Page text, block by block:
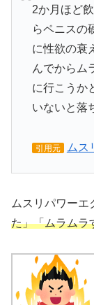
2か月ほど
らペニスの
に性欲の衰
んでからム
に行こうか
いないと落
引用元 ムス
ムスリパワーエ
た」「ムラムラ